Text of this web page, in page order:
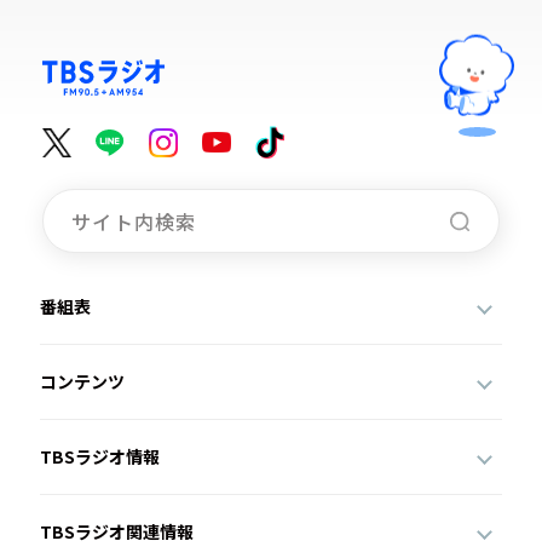
番組表
コンテンツ
TBSラジオ情報
TBSラジオ関連情報